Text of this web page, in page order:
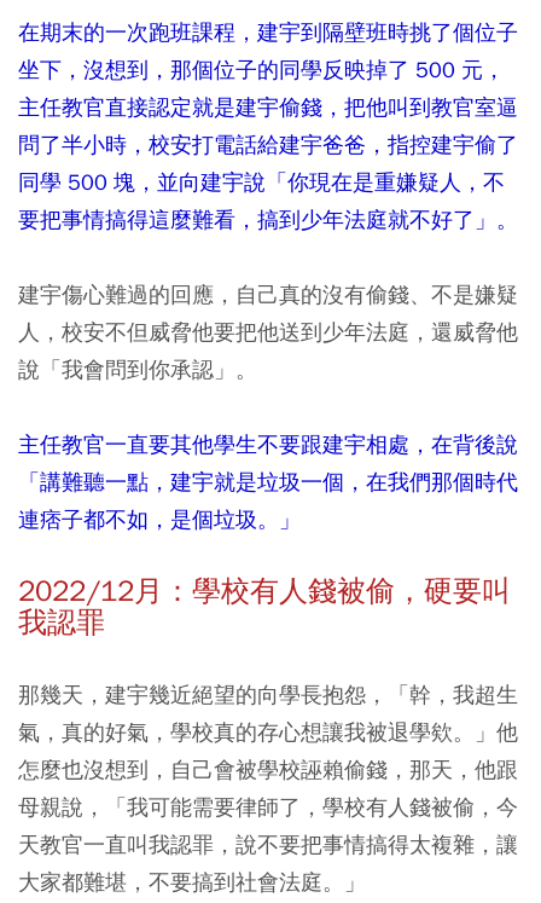
在期末的一次跑班課程，建宇到隔壁班時挑了個位子
坐下，沒想到，那個位子的同學反映掉了 500 元，
主任教官直接認定就是建宇偷錢，把他叫到教官室逼
問了半小時，校安打電話給建宇爸爸，指控建宇偷了
同學 500 塊，並向建宇說「你現在是重嫌疑人，不
要把事情搞得這麼難看，搞到少年法庭就不好了」。
建宇傷心難過的回應，自己真的沒有偷錢、不是嫌疑
人，校安不但威脅他要把他送到少年法庭，還威脅他
說「我會問到你承認」。
主任教官一直要其他學生不要跟建宇相處，在背後說
「講難聽一點，建宇就是垃圾一個，在我們那個時代
連痞子都不如，是個垃圾。」
2022/12月：學校有人錢被偷，硬要叫
我認罪
那幾天，建宇幾近絕望的向學長抱怨，「幹，我超生
氣，真的好氣，學校真的存心想讓我被退學欸。」他
怎麼也沒想到，自己會被學校誣賴偷錢，那天，他跟
母親說，「我可能需要律師了，學校有人錢被偷，今
天教官一直叫我認罪，說不要把事情搞得太複雜，讓
大家都難堪，不要搞到社會法庭。」